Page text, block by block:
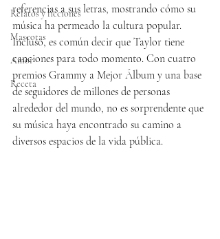
Relatos y ficciones
Mascotas
Amor
Receta
referencias a sus letras, mostrando cómo su
música ha permeado la cultura popular.
Incluso, es común decir que Taylor tiene
canciones para todo momento. Con cuatro
premios Grammy a Mejor Álbum y una base
de seguidores de millones de personas
alrededor del mundo, no es sorprendente que
su música haya encontrado su camino a
diversos espacios de la vida pública.